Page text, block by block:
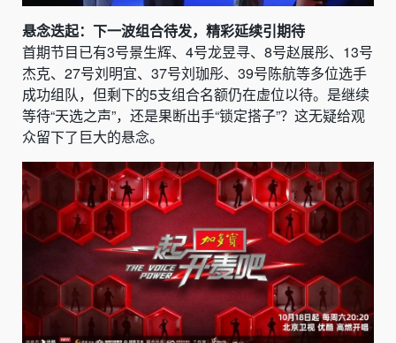
悬念迭起：下一波组合待发，精彩延续引期待
首期节目已有3号景生辉、4号龙昱寻、8号赵展彤、13号
杰克、27号刘明宜、37号刘珈彤、39号陈航等多位选手
成功组队，但剩下的5支组合名额仍在虚位以待。是继续
等待“天选之声”，还是果断出手“锁定搭子”？这无疑给观
众留下了巨大的悬念。